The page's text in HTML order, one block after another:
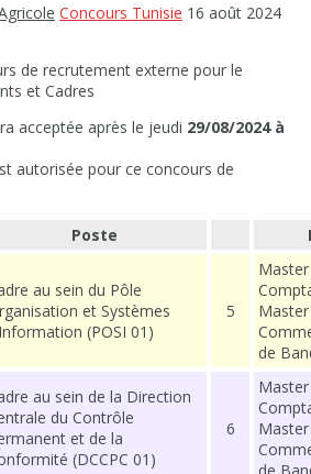
Concours Tunisie 16 août 2024
de recrutement externe pour le
et Cadres
acceptée après le jeudi 29/08/2024 à
autorisée pour ce concours de
Poste
au sein du Pôle
et Systèmes
(POSI 01)
5
de
au sein de la Direction
du Contrôle
et de la
(DCCPC 01)
6
de